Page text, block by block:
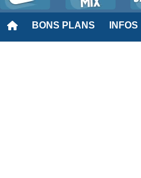
BONS PLANS INFOS